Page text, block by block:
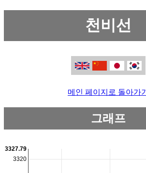
천비선
메인 페이지로 돌아가기
그래프
3320
3327.79